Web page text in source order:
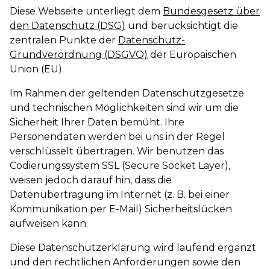
Diese Webseite unterliegt dem Bundesgesetz über
den Datenschutz (DSG) und berücksichtigt die
zentralen Punkte der Datenschutz-
Grundverordnung (DSGVO) der Europäischen
Union (EU).
Im Rahmen der geltenden Datenschutzgesetze
und technischen Möglichkeiten sind wir um die
Sicherheit Ihrer Daten bemüht. Ihre
Personendaten werden bei uns in der Regel
verschlüsselt übertragen. Wir benutzen das
Codierungssystem SSL (Secure Socket Layer),
weisen jedoch darauf hin, dass die
Datenübertragung im Internet (z. B. bei einer
Kommunikation per E-Mail) Sicherheitslücken
aufweisen kann.
Diese Datenschutzerklärung wird laufend ergänzt
und den rechtlichen Anforderungen sowie den